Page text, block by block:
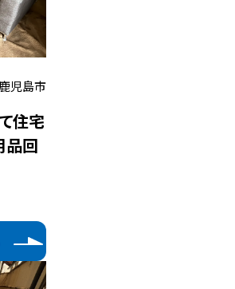
鹿児島市
住宅
品回